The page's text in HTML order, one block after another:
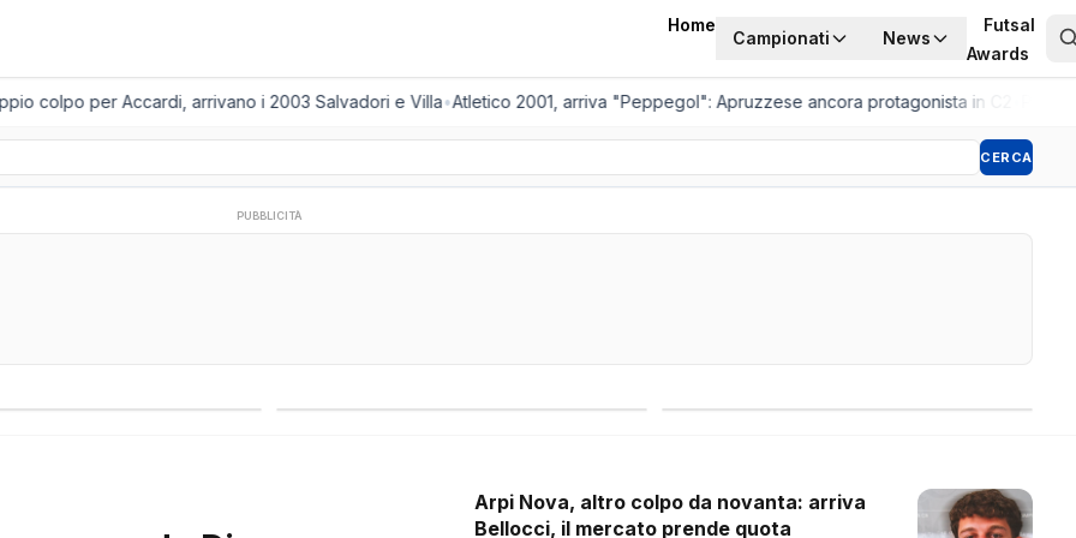
Home
Campionati News
Futsal
Awards
colpo per Accardi, arrivano i 2003 Salvadori e Villa•Atletico 2001, arriva "Peppegol": Apruzzese ancora protagonista in C2
CERCA
PUBBLICITÀ
Arpi Nova, altro colpo da novanta: arriva
Bellocci, il mercato prende quota